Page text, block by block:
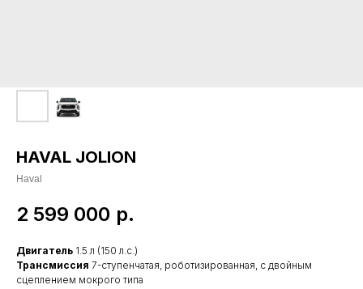
HAVAL JOLION
Haval
2 599 000 р.
Двигатель 1.5 л (150 л.с.)
Трансмиссия 7-ступенчатая, роботизированная, с двойным
сцеплением мокрого типа